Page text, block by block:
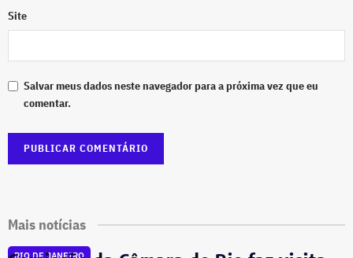
Site
Salvar meus dados neste navegador para a próxima vez que eu
comentar.
Mais notícias
RIO DE JANEIRO